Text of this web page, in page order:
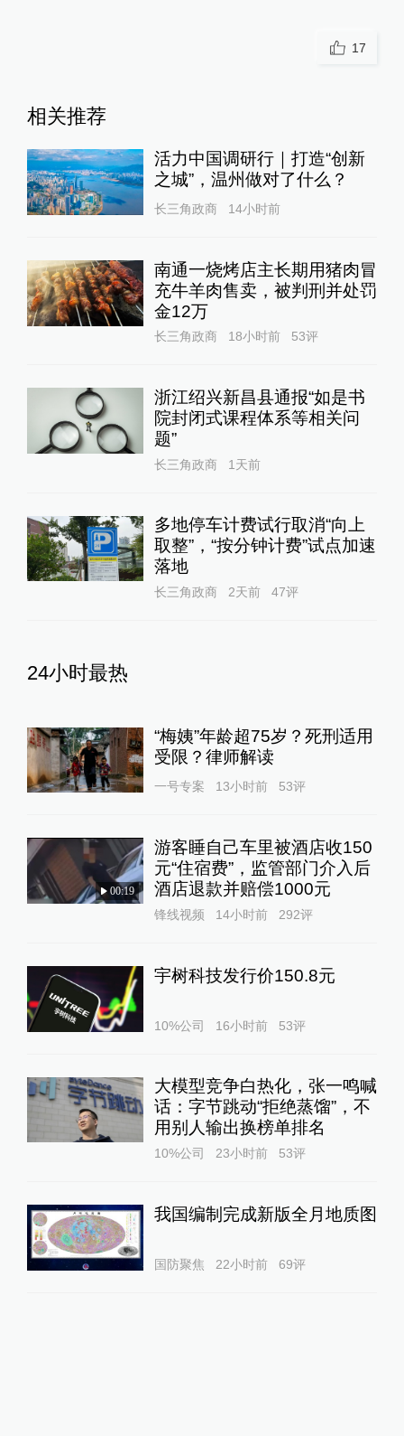
17
相关推荐
活力中国调研行｜打造“创新
之城”，温州做对了什么？
长三角政商 14小时前
南通一烧烤店主长期用猪肉冒
充牛羊肉售卖，被判刑并处罚
金12万
长三角政商 18小时前 53评
浙江绍兴新昌县通报“如是书
院封闭式课程体系等相关问
题”
长三角政商 1天前
多地停车计费试行取消“向上
取整”，“按分钟计费”试点加速
落地
长三角政商 2天前 47评
24小时最热
“梅姨”年龄超75岁？死刑适用
受限？律师解读
一号专案 13小时前 53评
00:19
游客睡自己车里被酒店收150
元“住宿费”，监管部门介入后
酒店退款并赔偿1000元
锋线视频 14小时前 292评
宇树科技发行价150.8元
10%公司 16小时前 53评
大模型竞争白热化，张一鸣喊
话：字节跳动“拒绝蒸馏”，不
用别人输出换榜单排名
10%公司 23小时前 53评
我国编制完成新版全月地质图
国防聚焦 22小时前 69评